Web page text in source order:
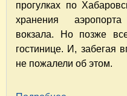
прогулках по
хранения
вокзала. Но позже
гостинице. И, забегая
не пожалели об этом.